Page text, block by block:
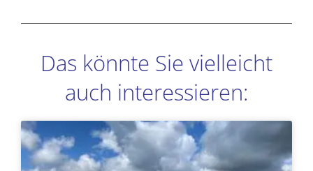
Das könnte Sie vielleicht
auch interessieren:
SeiteSeiteSeite Seite